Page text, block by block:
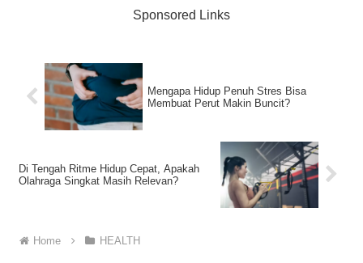
Sponsored Links
Mengapa Hidup Penuh Stres Bisa
Membuat Perut Makin Buncit?
Di Tengah Ritme Hidup Cepat, Apakah
Olahraga Singkat Masih Relevan?
Home HEALTH